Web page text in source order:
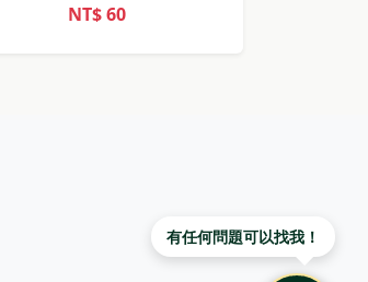
NT$60
有任何問題可以找我！